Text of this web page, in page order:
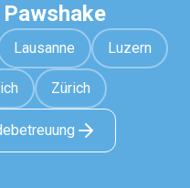
Lausanne Luzern
Zürich